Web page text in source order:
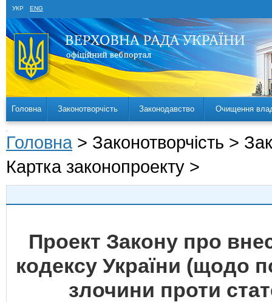
УКР ENG
Головна Законотворчість Законодавство Очищення
Головна > Законотворчість >
Картка законопроекту >
Проект Закону про
кодексу України (щодо
злочини проти